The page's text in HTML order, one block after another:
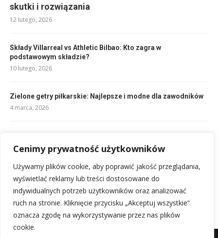
Cenimy prywatność użytkowników
Używamy plików cookie, aby poprawić jakość przeglądania,
wyświetlać reklamy lub treści dostosowane do
indywidualnych potrzeb użytkowników oraz analizować
ruch na stronie. Kliknięcie przycisku „Akceptuj wszystkie”
oznacza zgodę na wykorzystywanie przez nas plików
cookie.
skutki i rozwiązania
12 lutego, 2026
Składy Villarreal vs Athletic Bilbao: Kto zagra w
podstawowym składzie?
10 lutego, 2026
Zielone getry piłkarskie: Najlepsze i modne dla zawodników
4 marca, 2026
17 lutego, 2026
Rankingi Osasuna: Aktualna pozycja w tabeli i wyniki
10 lutego, 2026